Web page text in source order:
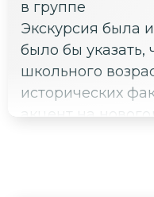
в группе
Экскурсия была
было бы
школьного
исторических
случае, очень
трамвай, а так